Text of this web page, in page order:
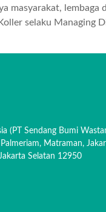
masyarakat, lembaga
selaku Managing
(PT Sendang Bumi
Matraman,
Selatan 12950